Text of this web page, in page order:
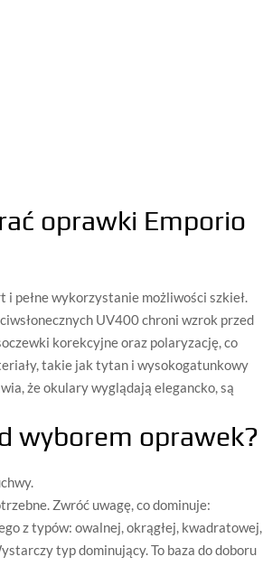
oprawki Emporio
pełne wykorzystanie możliwości szkieł.
UV400 chroni wzrok przed
korekcyjne oraz polaryzację, co
takie jak tytan i wysokogatunkowy
że okulary wyglądają elegancko, są
wyborem oprawek?
Zwróć uwagę, co dominuje:
z typów: owalnej, okrągłej, kwadratowej,
typ dominujący. To baza do doboru